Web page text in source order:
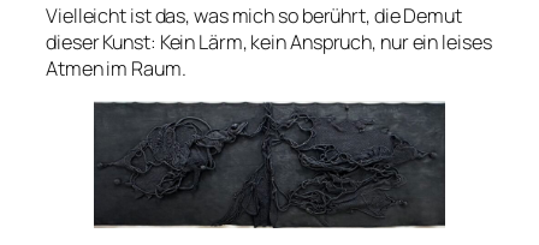
Vielleicht ist das, was mich so berührt, die Demut
dieser Kunst: Kein Lärm, kein Anspruch, nur ein leises
Atmen im Raum.